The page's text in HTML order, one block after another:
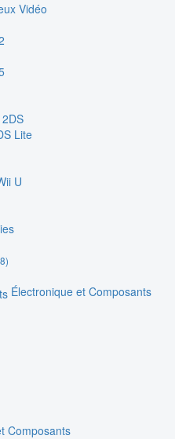
Vidéo
Lite
U
Électronique et Composants
Composants